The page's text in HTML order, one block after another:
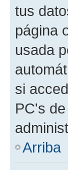
tus
página
usada
si
PC's
Arriba